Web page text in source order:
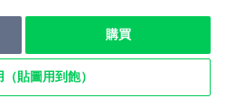
購買
貼圖用到飽）